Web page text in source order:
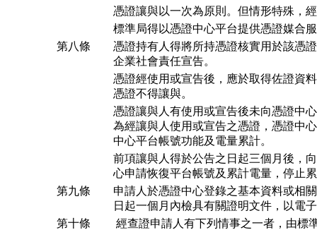
憑證讓與以一次為原則。但情形特殊，
標準局得以憑證中心平台提供憑證媒合
第八條
憑證持有人得將所持憑證核實用於該憑
企業社會責任宣告。
憑證經使用或宣告後，應於取得佐證資
憑證不得讓與。
憑證讓與人有使用或宣告後未向憑證中
為經讓與人使用或宣告之憑證，憑證中
中心平台帳號功能及電量累計。
前項讓與人得於公告之日起三個月後，
心申請恢復平台帳號及累計電量，停止
第九條
申請人於憑證中心登錄之基本資料或相
日起一個月內檢具有關證明文件，以電
第十條
經查證申請人有下列情事之一者，由標